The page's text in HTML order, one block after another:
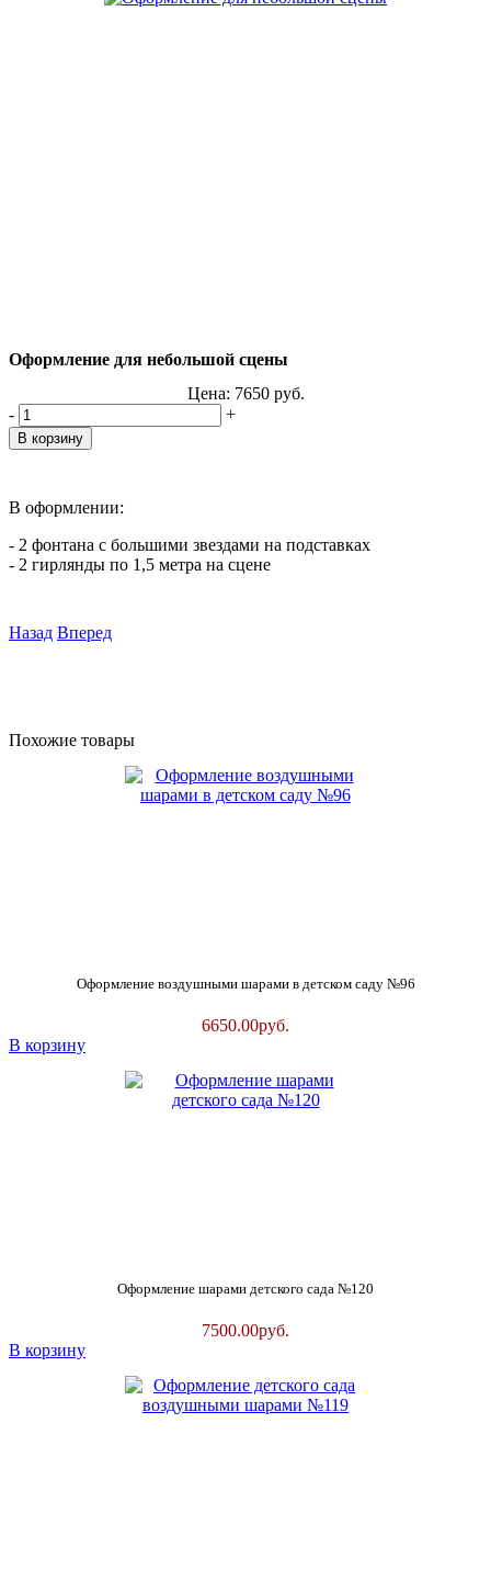
Оформление для небольшой сцены
Цена: 7650 руб.
-
+
В оформлении:
- 2 фонтана с большими звездами на подставках
- 2 гирлянды по 1,5 метра на сцене
Назад Вперед
Похожие товары
Оформление воздушными шарами в детском саду №96
6650.00руб.
В корзину
Оформление шарами детского сада №120
7500.00руб.
В корзину